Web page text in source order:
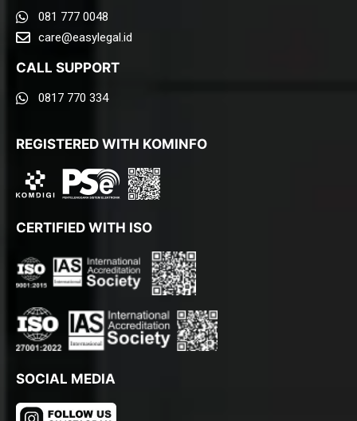
081 777 0048
care@easylegal.id​
CALL SUPPORT
0817 770 334
REGISTERED WITH KOMINFO
CERTIFIED WITH ISO
SOCIAL MEDIA